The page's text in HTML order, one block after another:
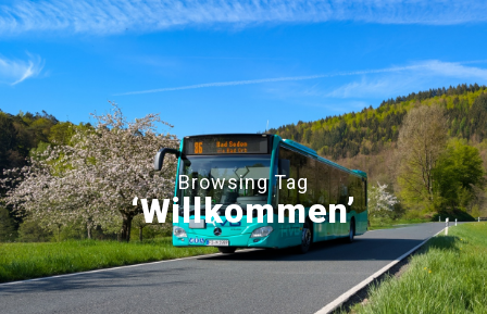
Browsing Tag
‘Willkommen’